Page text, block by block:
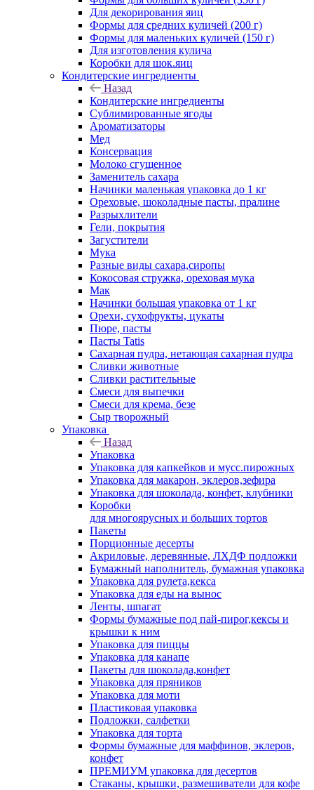
Для декорирования яиц
Формы для средних куличей (200 г)
Формы для маленьких куличей (150 г)
Для изготовления кулича
Коробки для шок.яиц
Кондитерские ингредиенты
Назад
Кондитерские ингредиенты
Сублимированные ягоды
Ароматизаторы
Мед
Консервация
Молоко сгущенное
Заменитель сахара
Начинки маленькая упаковка до 1 кг
Ореховые, шоколадные пасты, пралине
Разрыхлители
Гели, покрытия
Загустители
Мука
Разные виды сахара,сиропы
Кокосовая стружка, ореховая мука
Мак
Начинки большая упаковка от 1 кг
Орехи, сухофрукты, цукаты
Пюре, пасты
Пасты Tatis
Сахарная пудра, нетающая сахарная пудра
Сливки животные
Сливки растительные
Смеси для выпечки
Смеси для крема, безе
Сыр творожный
Упаковка
Назад
Упаковка
Упаковка для капкейков и мусс.пирожных
Упаковка для макарон, эклеров,зефира
Упаковка для шоколада, конфет, клубники
Коробки
для многоярусных и больших тортов
Пакеты
Порционные десерты
Акриловые, деревянные, ЛХДФ подложки
Бумажный наполнитель, бумажная упаковка
Упаковка для рулета,кекса
Упаковка для еды на вынос
Ленты, шпагат
Формы бумажные под пай-пирог,кексы и
крышки к ним
Упаковка для пиццы
Упаковка для канапе
Пакеты для шоколада,конфет
Упаковка для пряников
Упаковка для моти
Пластиковая упаковка
Подложки, салфетки
Упаковка для торта
Формы бумажные для маффинов, эклеров,
конфет
ПРЕМИУМ упаковка для десертов
Стаканы, крышки, размешиватели для кофе